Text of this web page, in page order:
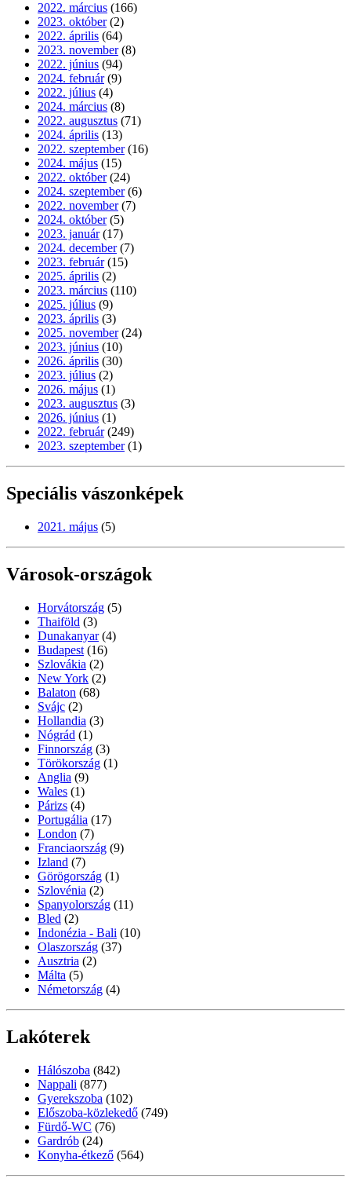
2022. március (166)
2023. október (2)
2022. április (64)
2023. november (8)
2022. június (94)
2024. február (9)
2022. július (4)
2024. március (8)
2022. augusztus (71)
2024. április (13)
2022. szeptember (16)
2024. május (15)
2022. október (24)
2024. szeptember (6)
2022. november (7)
2024. október (5)
2023. január (17)
2024. december (7)
2023. február (15)
2025. április (2)
2023. március (110)
2025. július (9)
2023. április (3)
2025. november (24)
2023. június (10)
2026. április (30)
2023. július (2)
2026. május (1)
2023. augusztus (3)
2026. június (1)
2022. február (249)
2023. szeptember (1)
Speciális vászonképek
2021. május (5)
Városok-országok
Horvátország (5)
Thaiföld (3)
Dunakanyar (4)
Budapest (16)
Szlovákia (2)
New York (2)
Balaton (68)
Svájc (2)
Hollandia (3)
Nógrád (1)
Finnország (3)
Törökország (1)
Anglia (9)
Wales (1)
Párizs (4)
Portugália (17)
London (7)
Franciaország (9)
Izland (7)
Görögország (1)
Szlovénia (2)
Spanyolország (11)
Bled (2)
Indonézia - Bali (10)
Olaszország (37)
Ausztria (2)
Málta (5)
Németország (4)
Lakóterek
Hálószoba (842)
Nappali (877)
Gyerekszoba (102)
Előszoba-közlekedő (749)
Fürdő-WC (76)
Gardrób (24)
Konyha-étkező (564)